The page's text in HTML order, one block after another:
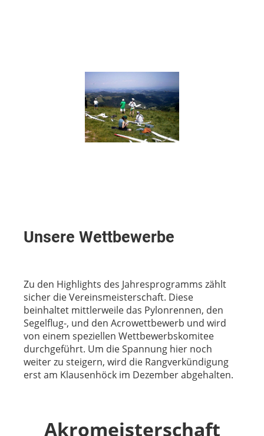
Unsere Wettbewerbe
Zu den Highlights des Jahresprogramms zählt
sicher die Vereinsmeisterschaft. Diese
beinhaltet mittlerweile das Pylonrennen, den
Segelflug-, und den Acrowettbewerb und wird
von einem speziellen Wettbewerbskomitee
durchgeführt. Um die Spannung hier noch
weiter zu steigern, wird die Rangverkündigung
erst am Klausenhöck im Dezember abgehalten.
Akromeisterschaft